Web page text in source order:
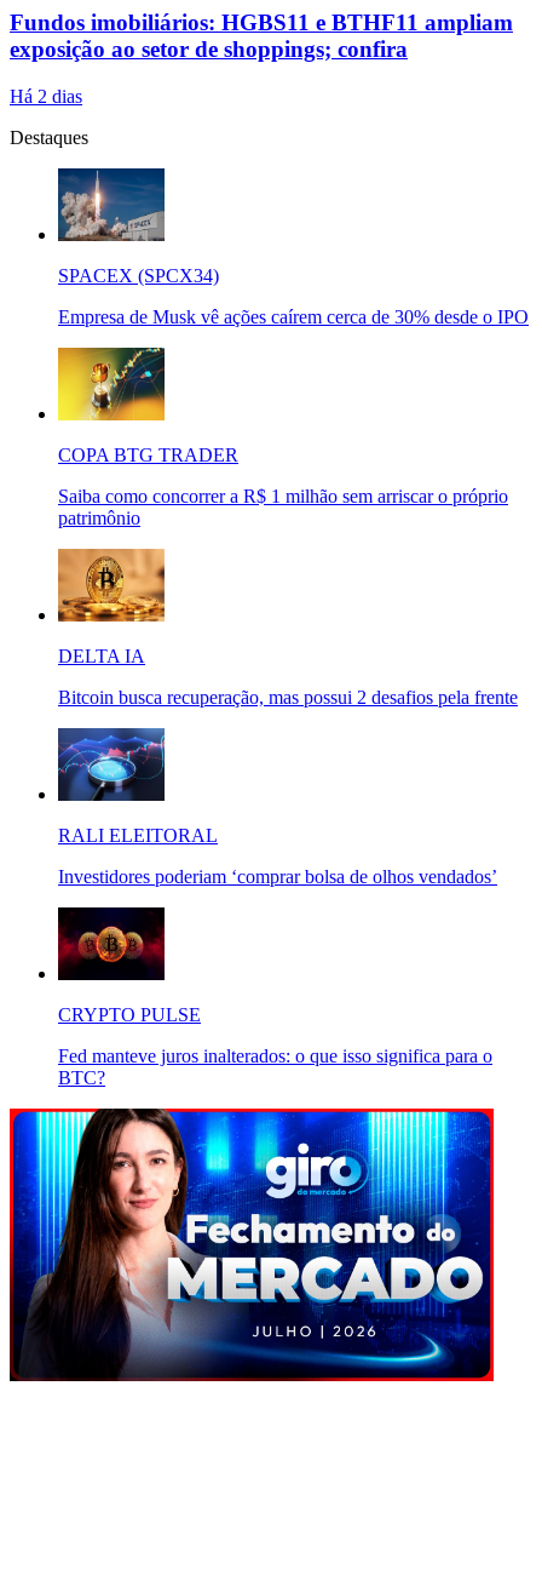
Fundos imobiliários: HGBS11 e BTHF11 ampliam
exposição ao setor de shoppings; confira
Há 2 dias
Destaques
SPACEX (SPCX34)
Empresa de Musk vê ações caírem cerca de 30% desde o IPO
COPA BTG TRADER
Saiba como concorrer a R$ 1 milhão sem arriscar o próprio
patrimônio
DELTA IA
Bitcoin busca recuperação, mas possui 2 desafios pela frente
RALI ELEITORAL
Investidores poderiam ‘comprar bolsa de olhos vendados’
CRYPTO PULSE
Fed manteve juros inalterados: o que isso significa para o
BTC?